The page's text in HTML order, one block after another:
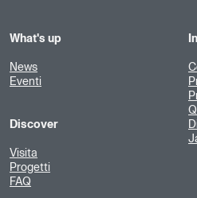
What's up
News
Eventi
Discover
Visita
Progetti
FAQ